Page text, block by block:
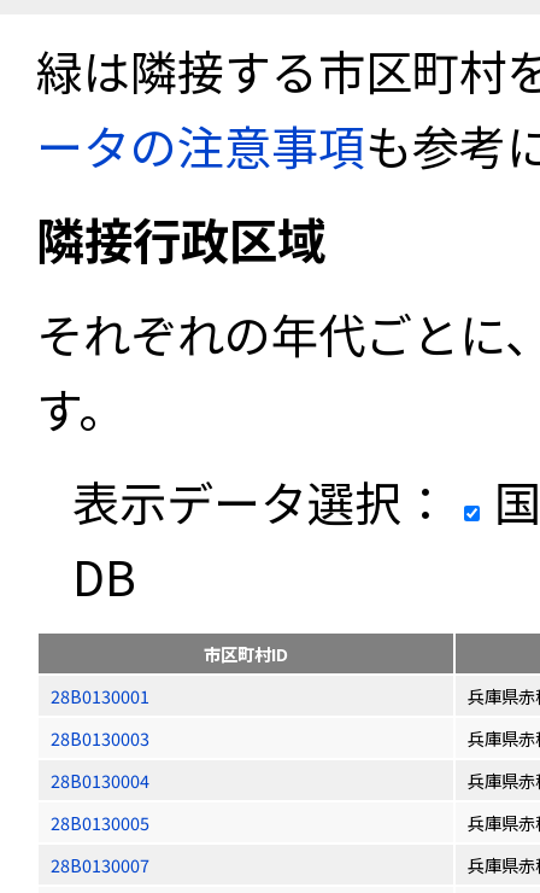
緑は隣接する市区町村
ータの注意事項も参考
隣接行政区域
それぞれの年代ごとに
す。
表示データ選択：
DB
市区町村ID
28B0130001
兵庫県
28B0130003
兵庫県
28B0130004
兵庫県
28B0130005
兵庫県
28B0130007
兵庫県